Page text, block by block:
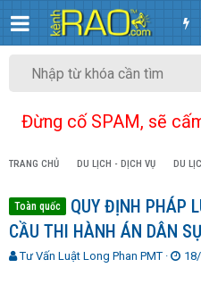
Đừng cố SPAM, sẽ
TRANG CHỦ DU LỊCH - DỊCH VỤ DU
Toàn quốc
QUY ĐỊNH PHÁP
CẦU THI HÀNH ÁN DÂN
T
Tư Vấn Luật Long Phan PMT
N